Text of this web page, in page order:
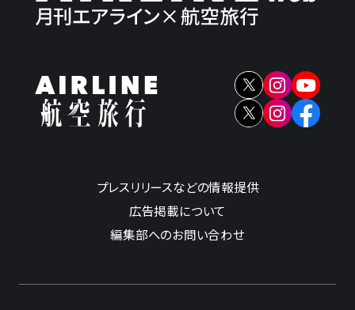
プレスリリースなどの情報提供
広告掲載について
編集部へのお問い合わせ